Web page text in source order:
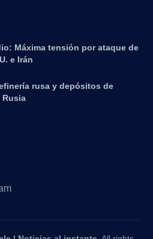
Máxima tensión por ataque de
e Irán
rusa y depósitos de
Rusia